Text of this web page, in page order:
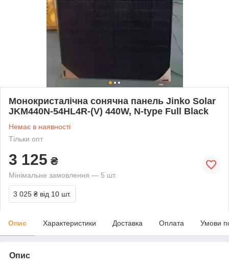
Монокристалічна сонячна панель Jinko Solar
JKM440N-54HL4R-(V) 440W, N-type Full Black
Немає в наявності
Тільки опт
3 125 ₴
Мінімальне замовлення — 5 шт.
3 025 ₴ від 10 шт.
Опис Характеристики Доставка Оплата Умови
Опис